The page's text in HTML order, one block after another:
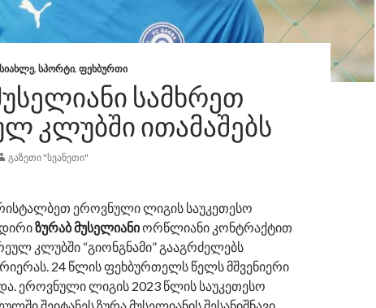
ᲡᲘᲐᲮᲚᲔ, ᲡᲞᲝᲠᲢᲘ, ᲤᲔᲮᲑᲣᲠᲗᲘ
ᲡᲐᲛᲮᲠᲔᲗ
ᲙᲚᲣᲑᲨᲘ ᲘᲗᲐᲛᲐᲨᲔᲑᲡ
ᲒᲐᲖᲔᲗᲘ "ᲡᲕᲐᲜᲔᲗᲘ"
ეროვნული ლიგის საუკეთესო
ზურაბ მუსელიანიორწლიანი კონტრაქტით
კლუბში “გიონგნამი” გააგრძელებს
24 წლის ფეხბურთელს წელს მშვენიერი
ეროვნული ლიგის 2023 წლის საუკეთესო